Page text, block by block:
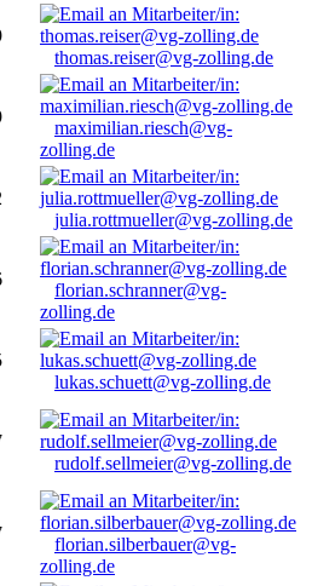
thomas.reiser@vg-zolling.de
maximilian.riesch@vg-
zolling.de
julia.rottmueller@vg-zolling.de
florian.schranner@vg-
zolling.de
lukas.schuett@vg-zolling.de
rudolf.sellmeier@vg-zolling.de
florian.silberbauer@vg-
zolling.de